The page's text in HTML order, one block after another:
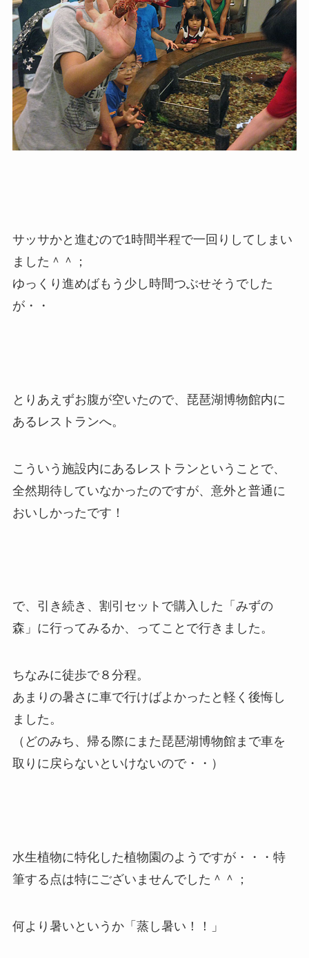
サッサかと進むので1時間半程で一回りしてしまい
ました＾＾；
ゆっくり進めばもう少し時間つぶせそうでした
が・・
とりあえずお腹が空いたので、琵琶湖博物館内に
あるレストランへ。
こういう施設内にあるレストランということで、
全然期待していなかったのですが、意外と普通に
おいしかったです！
で、引き続き、割引セットで購入した「みずの
森」に行ってみるか、ってことで行きました。
ちなみに徒歩で８分程。
あまりの暑さに車で行けばよかったと軽く後悔し
ました。
（どのみち、帰る際にまた琵琶湖博物館まで車を
取りに戻らないといけないので・・）
水生植物に特化した植物園のようですが・・・特
筆する点は特にございませんでした＾＾；
何より暑いというか「蒸し暑い！！」